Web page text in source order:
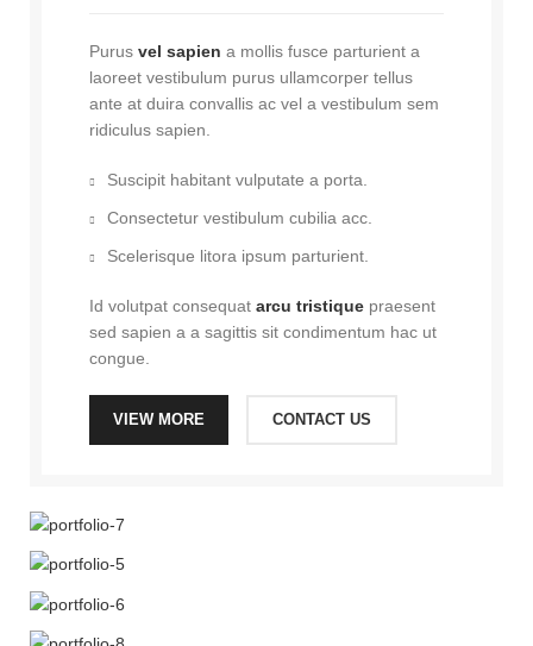
Purus vel sapien a mollis fusce parturient a
laoreet vestibulum purus ullamcorper tellus
ante at duira convallis ac vel a vestibulum sem
ridiculus sapien.
Suscipit habitant vulputate a porta.
Consectetur vestibulum cubilia acc.
Scelerisque litora ipsum parturient.
Id volutpat consequat arcu tristique praesent
sed sapien a a sagittis sit condimentum hac ut
congue.
VIEW MORE CONTACT US